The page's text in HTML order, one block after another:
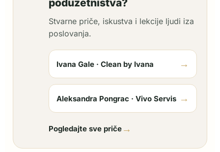
poduzetništva?
Stvarne priče, iskustva i lekcije ljudi iza
poslovanja.
Ivana Gale · Clean by Ivana →
Aleksandra Pongrac · Vivo Servis →
Pogledajte sve priče →